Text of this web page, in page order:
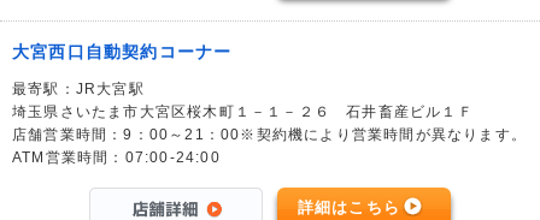
大宮西口自動契約コーナー
最寄駅：JR大宮駅
埼玉県さいたま市大宮区桜木町１－１－２６ 石井畜産ビル１Ｆ
店舗営業時間：9：00～21：00※契約機により営業時間が異なります。
ATM営業時間：07:00-24:00
詳細はこちら